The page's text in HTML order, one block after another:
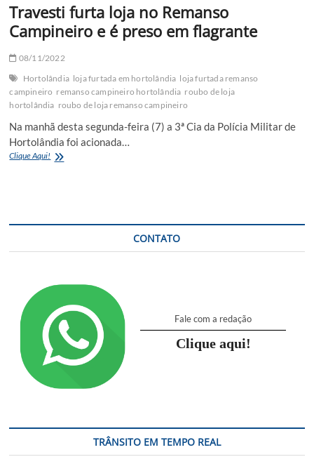
Travesti furta loja no Remanso
Campineiro e é preso em flagrante
08/11/2022
Hortolândia loja furtada em hortolândia loja furtada remanso
campineiro remanso campineiro hortolândia roubo de loja
hortolândia roubo de loja remanso campineiro
Na manhã desta segunda-feira (7) a 3ª Cia da Polícia Militar de
Hortolândia foi acionada…
Clique Aqui! Travesti
preso
CONTATO
Fale com a redação
Clique aqui!
TRÂNSITO EM TEMPO REAL